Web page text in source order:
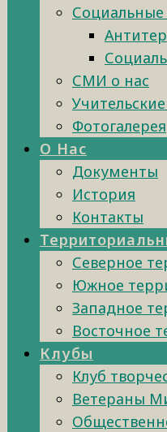
Социальные
СМИ о нас
Фотогалерея
О Нас
Документы
История
Контакты
Северное
Южное
Западное
Восточное
Клубы
Клуб
Ветераны